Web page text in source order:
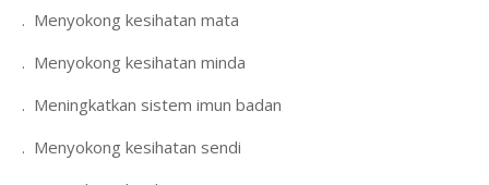
5. Menyokong kesihatan mata
6. Menyokong kesihatan minda
7. Meningkatkan sistem imun badan
8. Menyokong kesihatan sendi